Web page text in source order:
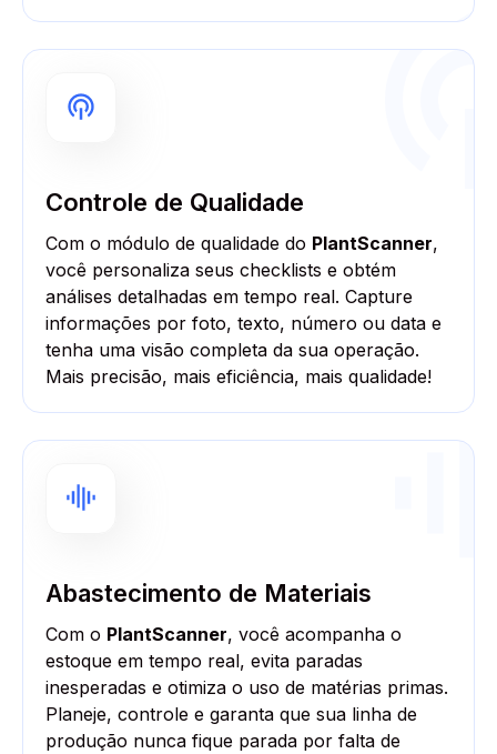
Controle de Qualidade
Com o módulo de qualidade do PlantScanner,
você personaliza seus checklists e obtém
análises detalhadas em tempo real. Capture
informações por foto, texto, número ou data e
tenha uma visão completa da sua operação.
Mais precisão, mais eficiência, mais qualidade!
Abastecimento de Materiais
Com o PlantScanner, você acompanha o
estoque em tempo real, evita paradas
inesperadas e otimiza o uso de matérias primas.
Planeje, controle e garanta que sua linha de
produção nunca fique parada por falta de